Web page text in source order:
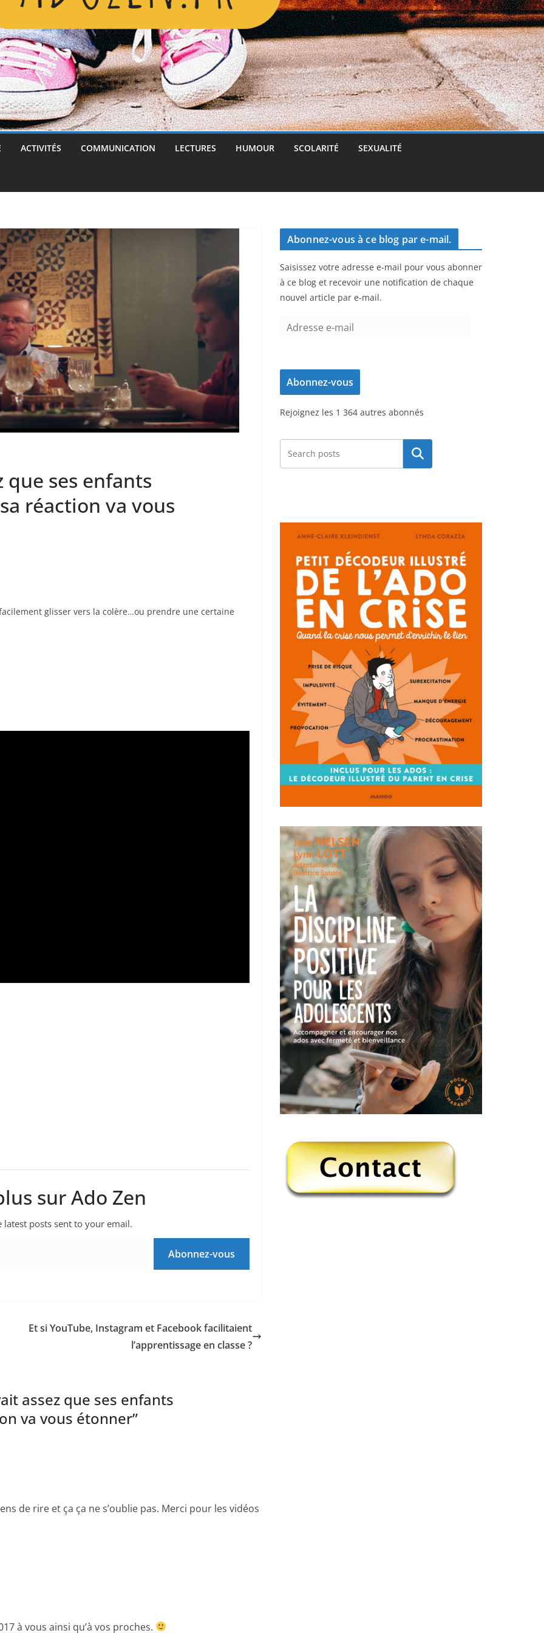
ACTIVITÉS COMMUNICATION LECTURES HUMOUR SCOLARITÉ SEXUALITÉ
que ses enfants
réaction va vous
glisser vers la colère…ou prendre une certaine
sur Ado Zen
latest posts sent to your email.
Abonnez-vous
Et si YouTube, Instagram et Facebook facilitaient
l’apprentissage en classe ?
assez que ses enfants
va vous étonner”
de rire et ça ça ne s’oublie pas. Merci pour les vidéos
à vous ainsi qu’à vos proches.
Abonnez-vous à ce blog par e-mail.
Saisissez votre adresse e-mail pour vous abonner
à ce blog et recevoir une notification de chaque
nouvel article par e-mail.
e
s
e
-
Abonnez-vous
Rejoignez les 1 364 autres abonnés
Rechercher
g
e
r